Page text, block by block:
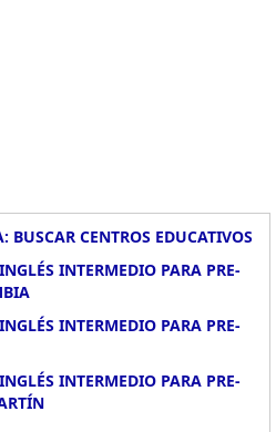
CENTROS EDUCATIVOS
INTERMEDIO PARA PRE-
INTERMEDIO PARA PRE-
INTERMEDIO PARA PRE-